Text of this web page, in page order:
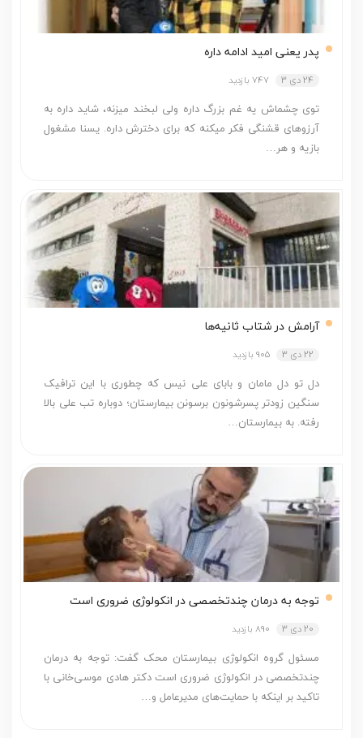
پدر یعنی امید ادامه داره
24 دی 3 747 بازدید
توی چشماش یه غم بزرگ داره ولی لبخند می­زنه، شاید داره به
آرزوهای قشنگی فکر می­کنه که برای دخترش داره. یسنا مشغول
بازیه و هر…
آرامش در شتاب ثانیه‌ها
22 دی 3 905 بازدید
دل تو دل مامان و بابای علی نیس که چطوری با این ترافیک
سنگین زودتر پسرشونون برسونن بیمارستان؛ دوباره تب علی بالا
رفته. به بیمارستان…
توجه به درمان چندتخصصی در انکولوژی ضروری است
20 دی 3 890 بازدید
مسئول گروه انکولوژی بیمارستان محک گفت: توجه به درمان
چندتخصصی در انکولوژی ضروری است دکتر هادی موسی‌خانی با
تاکید بر اینکه با حمایت‌های مدیرعامل و…